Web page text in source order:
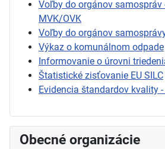
Voľby do orgánov samospráv
MVK/OVK
Voľby do orgánov
Výkaz o komunálnom odpade
Informovanie o úrovni
Štatistické zisťovanie EU SILC
Evidencia štandardov kvality
Obecné organizácie